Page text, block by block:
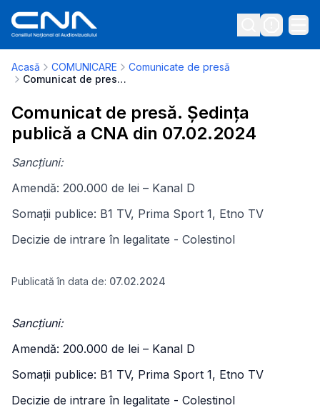
Acasă COMUNICARE
Comunicate de presă
Comunicat de presă. Ședința publică a CNA din 07.02.2024
Comunicat de presă. Ședința
publică a CNA din 07.02.2024
Sancțiuni:
Amendă: 200.000 de lei – Kanal D
Somații publice: B1 TV, Prima Sport 1, Etno TV
Decizie de intrare în legalitate - Colestinol
Publicată în data de: 07.02.2024
Sancțiuni:
Amendă: 200.000 de lei – Kanal D
Somații publice: B1 TV, Prima Sport 1, Etno TV
Decizie de intrare în legalitate - Colestinol